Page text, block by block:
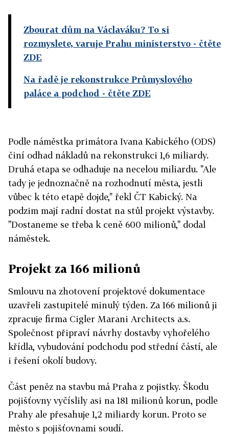
Zbourat dům na Václaváku? To si
rozmyslete, varuje Prahu ministerstvo - čtěte
ZDE
Na řadě je rekonstrukce Průmyslového
paláce a podchod - čtěte ZDE
Podle náměstka primátora Ivana Kabického (ODS)
činí odhad nákladů na rekonstrukci 1,6 miliardy.
Druhá etapa se odhaduje na necelou miliardu. "Ale
tady je jednoznačně na rozhodnutí města, jestli
vůbec k této etapě dojde," řekl ČT Kabický. Na
podzim mají radní dostat na stůl projekt výstavby.
"Dostaneme se třeba k ceně 600 milionů," dodal
náměstek.
Projekt za 166 milionů
Smlouvu na zhotovení projektové dokumentace
uzavřeli zastupitelé minulý týden. Za 166 milionů ji
zpracuje firma Cigler Marani Architects a.s.
Společnost připraví návrhy dostavby vyhořelého
křídla, vybudování podchodu pod střední částí, ale
i řešení okolí budovy.
Část peněz na stavbu má Praha z pojistky. Škodu
pojišťovny vyčíslily asi na 181 milionů korun, podle
Prahy ale přesahuje 1,2 miliardy korun. Proto se
město s pojišťovnami soudí.